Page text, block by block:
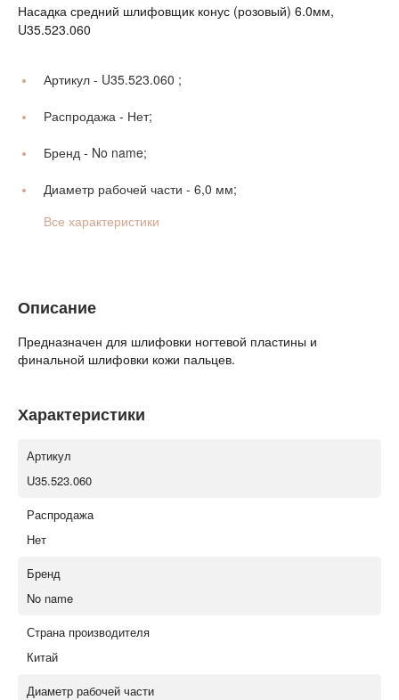
Насадка средний шлифовщик конус (розовый) 6.0мм,
U35.523.060
Артикул - U35.523.060 ;
Распродажа - Нет;
Бренд - No name;
Диаметр рабочей части - 6,0 мм;
Все характеристики
Описание
Предназначен для шлифовки ногтевой пластины и
финальной шлифовки кожи пальцев.
Характеристики
Артикул
U35.523.060
Распродажа
Нет
Бренд
No name
Страна производителя
Китай
Диаметр рабочей части